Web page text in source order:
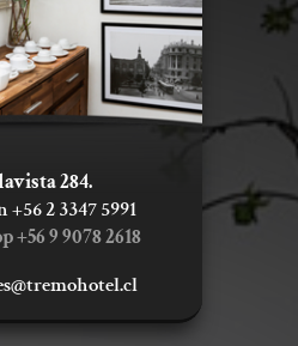
284.
+56 2 3347 5991
9 9078 2618